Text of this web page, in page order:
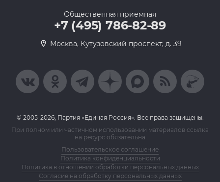
Общественная приемная
+7 (495) 786-82-89
Москва, Кутузовский проспект, д. 39
© 2005-2026, Партия «Единая Россия». Все права защищены.
При полном или частичном использовании материалов ссылка
на ресурс обязательна
Пользовательское соглашение
Политика конфиденциальности
Политика в отношении обработки персональных данных
Согласие на обработку персональных данных